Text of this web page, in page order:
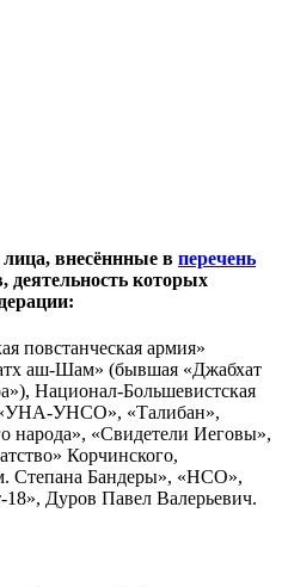
внесённные в перечень
деятельность которых
повстанческая армия»
аш-Шам» (бывшая «Джабхат
Национал-Большевистская
УНСО», «Талибан»,
народа», «Свидетели Иеговы»,
Корчинского,
Степана Бандеры», «НСО»,
Дуров Павел Валерьевич.